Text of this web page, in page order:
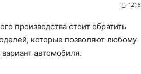
ремонт,
1216
производства стоит обратить
которые позволяют любому
автомобиля.